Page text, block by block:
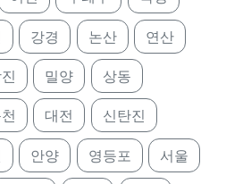
강경 논산 연산
밀양 상동
대전 신탄진
안양 영등포 서울